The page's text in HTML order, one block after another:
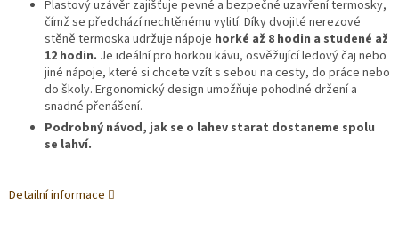
Plastový uzávěr zajišťuje pevné a bezpečné uzavření termosky,
čímž se předchází nechtěnému vylití. Díky dvojité nerezové
stěně termoska udržuje nápoje horké až 8 hodin a studené až
12 hodin. Je ideální pro horkou kávu, osvěžující ledový čaj nebo
jiné nápoje, které si chcete vzít s sebou na cesty, do práce nebo
do školy. Ergonomický design umožňuje pohodlné držení a
snadné přenášení.
Podrobný návod, jak se o lahev starat dostaneme spolu
se lahví.
Detailní informace